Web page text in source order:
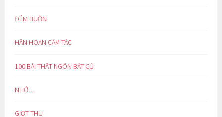
ĐÊM BUỒN
HÂN HOAN CẢM TÁC
100 BÀI THẤT NGÔN BÁT CÚ
NHỚ…
GIỌT THU